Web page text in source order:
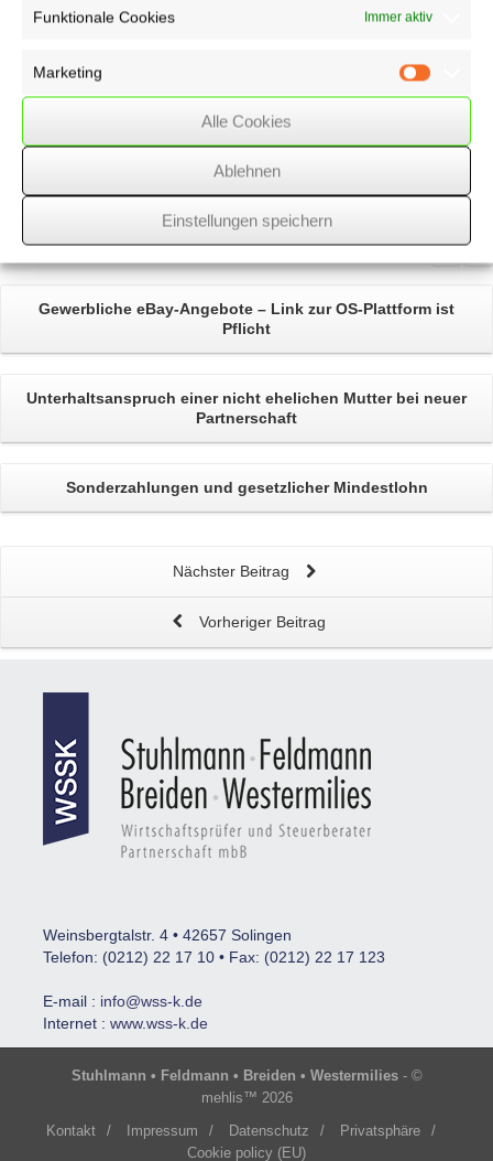
Funktionale Cookies Immer aktiv
Marketing
Alle Cookies
Ablehnen
Einstellungen speichern
04/11/2021 / WSSK
RelatedPosts
Gewerbliche eBay-Angebote – Link zur OS-Plattform ist
Pflicht
Unterhaltsanspruch einer nicht ehelichen Mutter bei neuer
Partnerschaft
Sonderzahlungen und gesetzlicher Mindestlohn
Nächster Beitrag
Vorheriger Beitrag
Weinsbergtalstr. 4 • 42657 Solingen
Telefon: (0212) 22 17 10 • Fax: (0212) 22 17 123
E-mail : info@wss-k.de
Internet : www.wss-k.de
Stuhlmann • Feldmann • Breiden • Westermilies- ©
mehlis™ 2026
Kontakt
/ Impressum / Datenschutz / Privatsphäre
/
Cookie policy (EU)